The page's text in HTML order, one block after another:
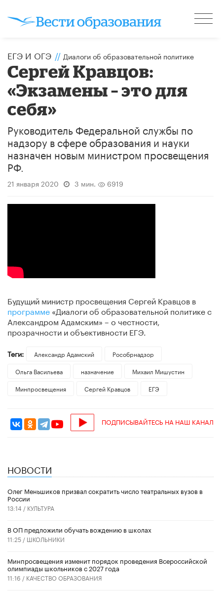
ЕГЭ И ОГЭ // Диалоги об образовательной политике
Сергей Кравцов:
«Экзамены – это для
себя»
Руководитель Федеральной службы по
надзору в сфере образования и науки
назначен новым министром просвещения
РФ.
21 января 2020 3 мин. 6919
Будущий министр просвещения Сергей Кравцов в
программе «Диалоги об образовательной политике с
Александром Адамским» – о честности,
прозрачности и объективности ЕГЭ.
Теги: Александр Адамский
Рособрнадзор
Ольга Васильева
назначение
Михаил Мишустин
Минпросвещения
Сергей Кравцов ЕГЭ
ПОДПИСЫВАЙТЕСЬ НА НАШ КАНАЛ
НОВОСТИ
Олег Меньшиков призвал сократить число театральных вузов в
России
13:14 / КУЛЬТУРА
В ОП предложили обучать вождению в школах
11:25 / ШКОЛЬНИКИ
Минпросвещения изменит порядок проведения Всероссийской
олимпиады школьников с 2027 года
11:16 / КАЧЕСТВО ОБРАЗОВАНИЯ